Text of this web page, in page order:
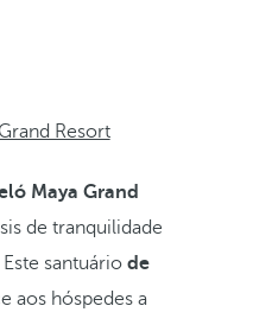
Resort
Maya Grand
de tranquilidade
santuáriode
aos hóspedes a